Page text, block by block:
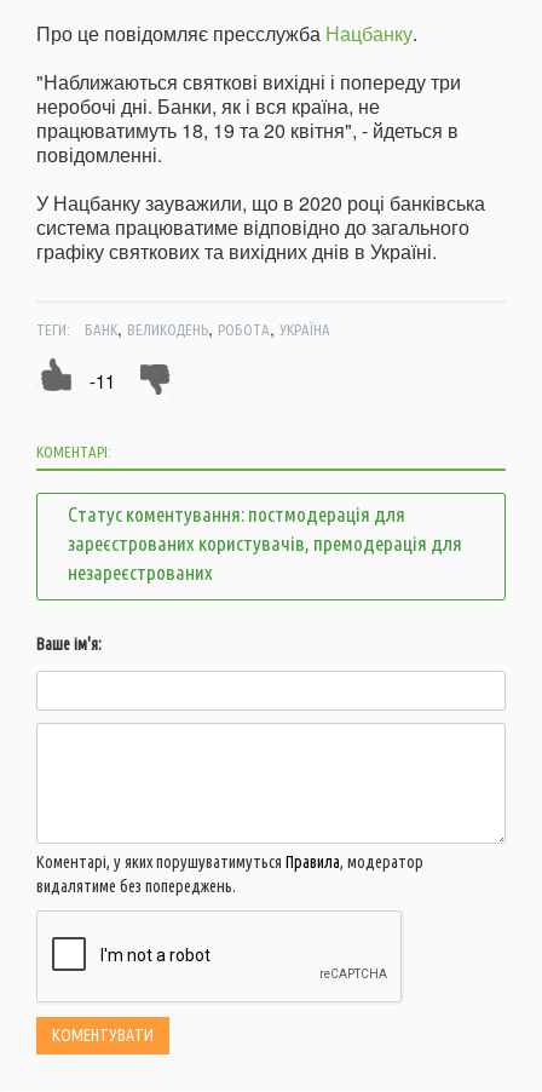
Про це повідомляє пресслужба Нацбанку.
"Наближаються святкові вихідні і попереду три
неробочі дні. Банки, як і вся країна, не
працюватимуть 18, 19 та 20 квітня", - йдеться в
повідомленні.
У Нацбанку зауважили, що в 2020 році банківська
система працюватиме відповідно до загального
графіку святкових та вихідних днів в Україні.
ТЕГИ: БАНК, ВЕЛИКОДЕНЬ, РОБОТА, УКРАЇНА
-11
КОМЕНТАРІ:
Статус коментування: постмодерація для
зареєстрованих користувачів, премодерація для
незареєстрованих
Ваше ім'я:
Коментарі, у яких порушуватимуться Правила, модератор
видалятиме без попереджень.